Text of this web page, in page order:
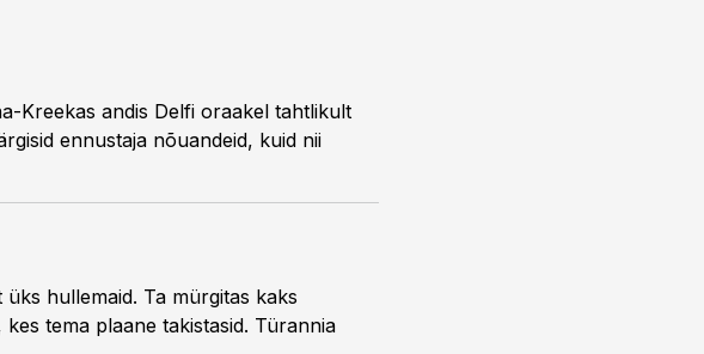
Kreekas andis Delfi oraakel tahtlikult
ennustaja nõuandeid, kuid nii
hullemaid. Ta mürgitas kaks
tema plaane takistasid. Türannia